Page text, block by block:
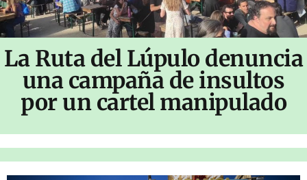
La Ruta del Lúpulo denuncia
una campaña de insultos
por un cartel manipulado